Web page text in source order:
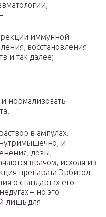
иммунной
восстановления
и так далее;
нормализовать
в ампулах.
и
дозы,
врачом, исходя из
препарата Эрбисол
о стандартах его
– но это
лишь для